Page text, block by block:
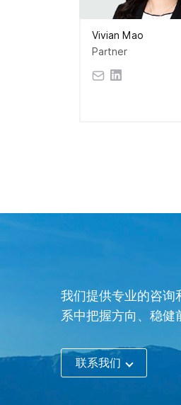
Vivian Mao
Partner
我们提供专业的咨询
系中把握方向、稳健
联系我们